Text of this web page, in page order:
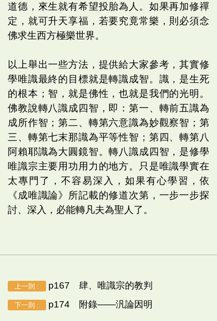
道德，來生就有希望投胎為人。如果再加修禪
定，就可升天享福，若要究竟常樂，則必須念
佛求生西方極樂世界。
以上舉出一些方法，提供給大家參考，其實修
學唯識最終的目標就是轉識成智。識，是生死
的根本；智，就是佛性，也就是我們的光明。
佛教說轉八識成四智，即：第一、轉前五識為
成所作智；第二、轉第六意識為妙觀察智；第
三、轉第七末那識為平等性智；第四、轉第八
阿賴耶識為大圓鏡智。轉八識成四智，是修學
唯識宗主要用功用力的地方。只是唯識學實在
太專門了，不容易深入，如果有心學習，依
《成唯識論》所記載的修道次第，一步一步探
討、深入，必能轉凡夫為聖人了。
上一則 : p167 肆、唯識宗的教判
下一則 : p174 附錄——汎論因明